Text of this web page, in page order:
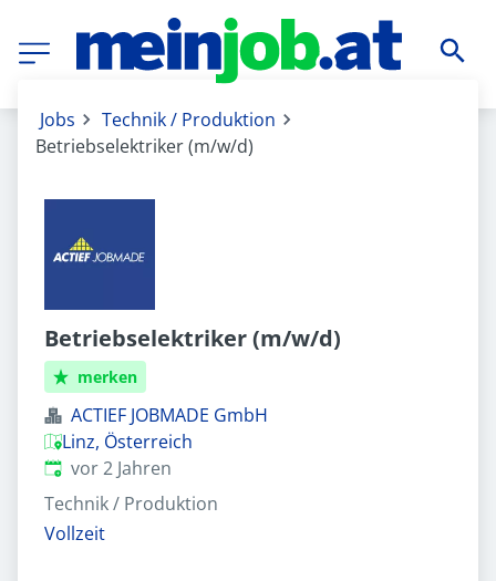
Jobs
Technik / Produktion
Betriebselektriker (m/w/d)
Betriebselektriker (m/w/d)
merken
ACTIEF JOBMADE GmbH
Linz, Österreich
Veröffentlicht:
vor 2 Jahren
Technik / Produktion
Vollzeit